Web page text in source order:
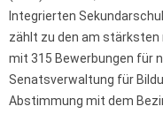
Integrierten
zählt zu den am stärksten
mit 315 Bewerbungen für
Senatsverwaltung für
Abstimmung mit dem